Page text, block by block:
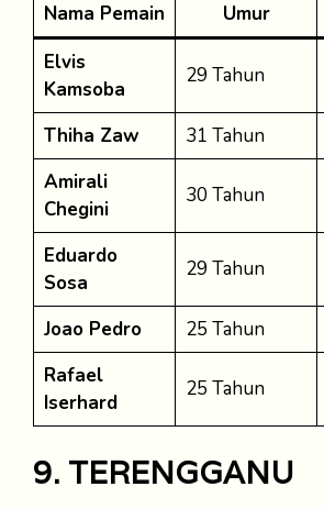
Nama Pemain Umur
Elvis
Kamsoba
29 Tahun
Thiha Zaw 31 Tahun
Amirali
Chegini
30 Tahun
Eduardo
Sosa
29 Tahun
Joao Pedro 25 Tahun
Rafael
Iserhard
25 Tahun
9. TERENGGANU